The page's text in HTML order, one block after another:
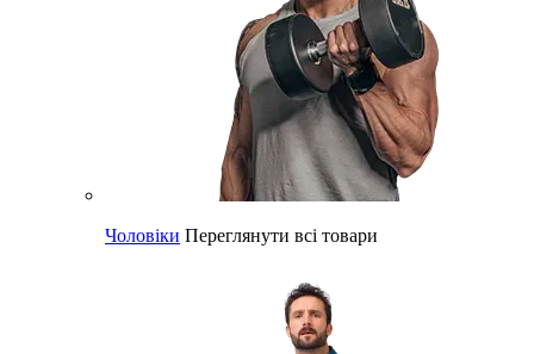
Чоловіки Переглянути всі товари